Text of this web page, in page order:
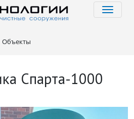
Объекты
Спарта-1000